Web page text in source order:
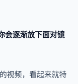
会逐渐放下面对镜
视频，看起来就特